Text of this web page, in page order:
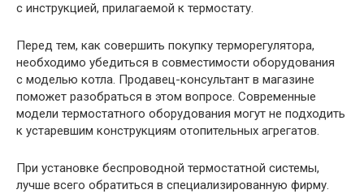
с инструкцией, прилагаемой к термостату.
Перед тем, как совершить покупку терморегулятора,
необходимо убедиться в совместимости оборудования
с моделью котла. Продавец-консультант в магазине
поможет разобраться в этом вопросе. Современные
модели термостатного оборудования могут не подходить
к устаревшим конструкциям отопительных агрегатов.
При установке беспроводной термостатной системы,
лучше всего обратиться в специализированную фирму.